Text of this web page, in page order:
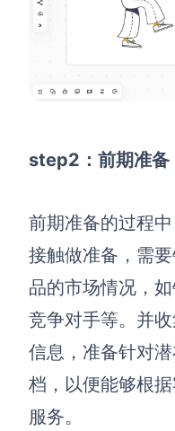
step2：前期准备
前期准备的过程
接触做准备，需
品的市场情况，
竞争对手等。并
信息，准备针对
档，以便能够根
服务。